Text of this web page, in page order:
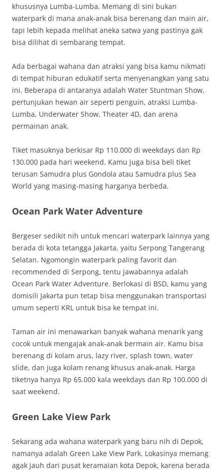
khususnya Lumba-Lumba. Memang di sini bukan
waterpark di mana anak-anak bisa berenang dan main air,
tapi lebih kepada melihat aneka satwa yang pastinya gak
bisa dilihat di sembarang tempat.
Ada berbagai wahana dan atraksi yang bisa kamu nikmati
di tempat hiburan edukatif serta menyenangkan yang satu
ini. Beberapa di antaranya adalah Water Stuntman Show,
pertunjukan hewan air seperti penguin, atraksi Lumba-
Lumba, Underwater Show, Theater 4D, dan arena
permainan anak.
Tiket masuknya berkisar Rp 110.000 di weekdays dan Rp
130.000 pada hari weekend. Kamu juga bisa beli tiket
terusan Samudra plus Gondola atau Samudra plus Sea
World yang masing-masing harganya berbeda.
Ocean Park Water Adventure
Bergeser sedikit nih untuk mencari waterpark lainnya yang
berada di kota tetangga Jakarta, yaitu Serpong Tangerang
Selatan. Ngomongin waterpark paling favorit dan
recommended di Serpong, tentu jawabannya adalah
Ocean Park Water Adventure. Berlokasi di BSD, kamu yang
domisili Jakarta pun tetap bisa menggunakan transportasi
umum seperti KRL untuk bisa ke tempat ini.
Taman air ini menawarkan banyak wahana menarik yang
cocok untuk mengajak anak-anak bermain air. Kamu bisa
berenang di kolam arus, lazy river, splash town, water
slide, dan juga kolam renang khusus anak-anak. Harga
tiketnya hanya Rp 65.000 kala weekdays dan Rp 100.000 di
saat weekend.
Green Lake View Park
Sekarang ada wahana waterpark yang baru nih di Depok,
namanya adalah Green Lake View Park. Lokasinya memang
agak jauh dari pusat keramaian kota Depok, karena berada